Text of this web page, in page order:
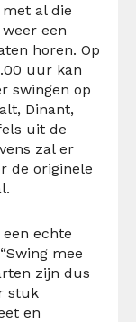
al die
een
horen. Op
uur kan
swingen op
Dinant,
uit de
zal er
de originele
echte
mee
zijn dus
stuk
en